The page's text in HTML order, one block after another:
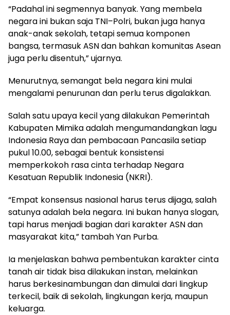
“Padahal ini segmennya banyak. Yang membela
negara ini bukan saja TNI–Polri, bukan juga hanya
anak-anak sekolah, tetapi semua komponen
bangsa, termasuk ASN dan bahkan komunitas Asean
juga perlu disentuh,” ujarnya.
Menurutnya, semangat bela negara kini mulai
mengalami penurunan dan perlu terus digalakkan.
Salah satu upaya kecil yang dilakukan Pemerintah
Kabupaten Mimika adalah mengumandangkan lagu
Indonesia Raya dan pembacaan Pancasila setiap
pukul 10.00, sebagai bentuk konsistensi
memperkokoh rasa cinta terhadap Negara
Kesatuan Republik Indonesia (NKRI).
“Empat konsensus nasional harus terus dijaga, salah
satunya adalah bela negara. Ini bukan hanya slogan,
tapi harus menjadi bagian dari karakter ASN dan
masyarakat kita,” tambah Yan Purba.
Ia menjelaskan bahwa pembentukan karakter cinta
tanah air tidak bisa dilakukan instan, melainkan
harus berkesinambungan dan dimulai dari lingkup
terkecil, baik di sekolah, lingkungan kerja, maupun
keluarga.